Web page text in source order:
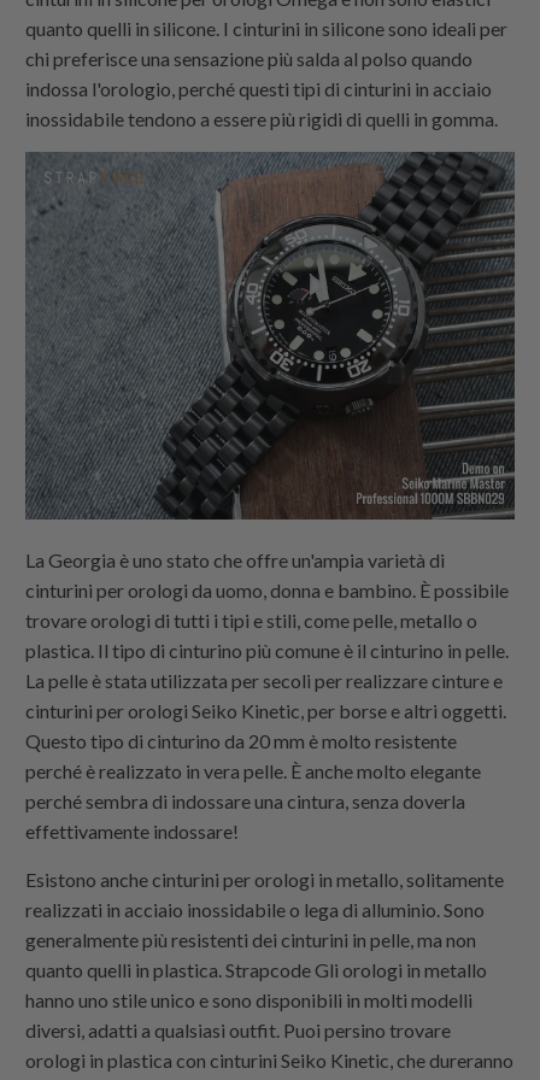
quanto quelli in silicone. I cinturini in silicone sono ideali per
chi preferisce una sensazione più salda al polso quando
indossa l'orologio, perché questi tipi di cinturini in acciaio
inossidabile tendono a essere più rigidi di quelli in gomma.
La Georgia è uno stato che offre un'ampia varietà di
cinturini per orologi da uomo, donna e bambino. È possibile
trovare orologi di tutti i tipi e stili, come pelle, metallo o
plastica. Il tipo di cinturino più comune è il cinturino in pelle.
La pelle è stata utilizzata per secoli per realizzare cinture e
cinturini per orologi Seiko Kinetic, per borse e altri oggetti.
Questo tipo di cinturino da 20 mm è molto resistente
perché è realizzato in vera pelle. È anche molto elegante
perché sembra di indossare una cintura, senza doverla
effettivamente indossare!
Esistono anche cinturini per orologi in metallo, solitamente
realizzati in acciaio inossidabile o lega di alluminio. Sono
generalmente più resistenti dei cinturini in pelle, ma non
quanto quelli in plastica. StrapcodeGli orologi in metallo
hanno uno stile unico e sono disponibili in molti modelli
diversi, adatti a qualsiasi outfit. Puoi persino trovare
orologi in plastica con cinturini Seiko Kinetic, che dureranno